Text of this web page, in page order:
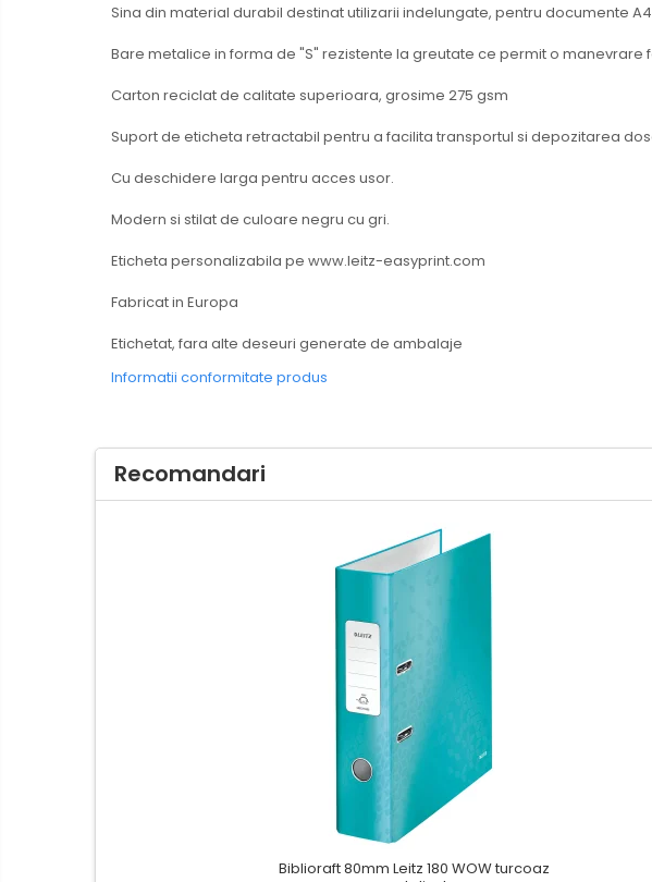
Textmarkere
Markere diverse
Tavite documente si suporturi
Ascutitori, radiere, agrafe
Produse Antibacteriene
Articole pentru baie
Articole pentru bucatarie
Maturi, mopuri si galeti
Articole pentru rufe, casa,
geamuri, mobila
Sina din material durabil destinat utilizarii indelungate, pentru documente
Bare metalice in forma de "S" rezistente la greutate ce permit o manevrare
Carton reciclat de calitate superioara, grosime 275 gsm
Suport de eticheta retractabil pentru a facilita transportul si depozitarea
Cu deschidere larga pentru acces usor.
Modern si stilat de culoare negru cu gri.
Eticheta personalizabila pe www.leitz-easyprint.com
Fabricat in Europa
Etichetat, fara alte deseuri generate de ambalaje
Informatii conformitate produs
Recomandari
Biblioraft 80mm Leitz 180 WOW turcoaz